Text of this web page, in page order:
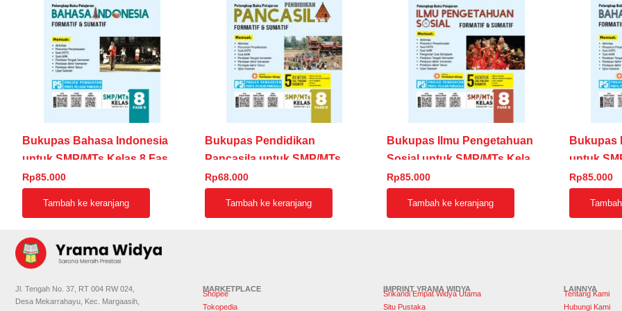
Bukupas Bahasa Indonesia
untuk SMP/MTs Kelas 8 Fase
D
Rp85.000
Tambah ke keranjang
Bukupas Pendidikan
Pancasila untuk SMP/MTs
Kelas 8 Fase D
Rp68.000
Tambah ke keranjang
Bukupas Ilmu Pengetahuan
Sosial untuk SMP/MTs Kelas 8
Fase D
Rp85.000
Tambah ke keranjang
Bukupas
untuk
D
Rp85.000
Jl. Tengah No. 37, RT 004 RW 024,
Desa Mekarrahayu, Kec. Margaasih,
MARKETPLACE
Shopee
Tokopedia
IMPRINT YRAMA WIDYA
Srikandi Empat Widya Utama
Situ Pustaka
LAINNYA
Tentang Kami
Hubungi Kami